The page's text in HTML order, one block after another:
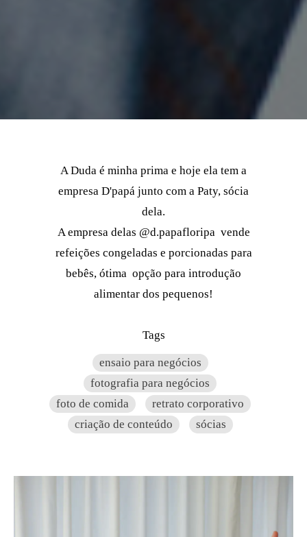
A Duda é minha prima e hoje ela tem a
empresa D'papá junto com a Paty, sócia
dela.
A empresa delas @d.papafloripa vende
refeições congeladas e porcionadas para
bebês, ótima opção para introdução
alimentar dos pequenos!
Tags
ensaio para negócios
fotografia para negócios
foto de comida
retrato corporativo
criação de conteúdo
sócias